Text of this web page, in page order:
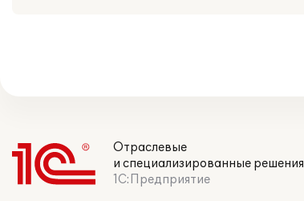
Отраслевые
и специализированные решения
1С:Предприятие